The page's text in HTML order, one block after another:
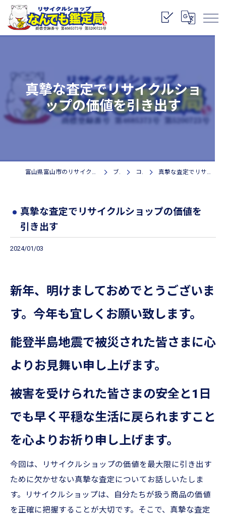
真摯な査定でリサイクルショ
ップの価値を引き出す
富山県富山市のリサイクルショップなら株式会社なんでも鑑定局 ブログ コラム 真摯な査定でリサイクルショップの価値を引き出す
真摯な査定でリサイクルショップの価値を
引き出す
2024/01/03
新年、明けましておめでとうございま
す。今年も宜しくお願い致します。
能登半島地震で被災された皆さまに心
よりお見舞い申し上げます。
被害を受けられた皆さまの安全と1日
でも早く平穏な生活に戻られますこと
を心よりお祈り申し上げます。
今回は、リサイクルショップの価値を最大限に引き出す
ために欠かせない真摯な査定についてお話しいたしま
す。リサイクルショップは、自分たちが扱う商品の価値
を正確に把握することが大切です。そこで、真摯な査定